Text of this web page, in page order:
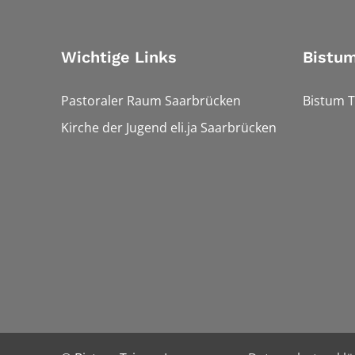
Wichtige Links
Pastoraler Raum Saarbrücken
Kirche der Jugend eli.ja Saarbrücken
Bistum